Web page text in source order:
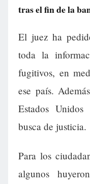
tras el fin de la
El juez ha
toda la
fugitivos, en
ese país.
Estados
busca de justicia.
Para los
algunos